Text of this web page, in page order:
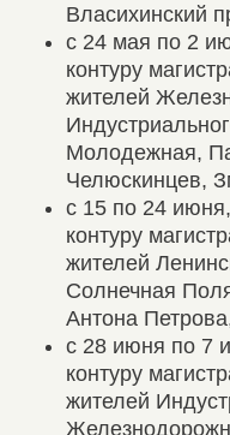
Власихинский
с 24 мая по 2
контуру
жителей
Молодежная,
Челюскинцев,
с 15 по 24
контуру
жителей
Солнечная
Антона
с 28 июня по 7
контуру
жителей